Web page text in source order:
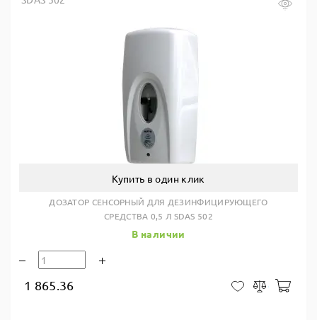
Купить в один клик
ДОЗАТОР СЕНСОРНЫЙ ДЛЯ ДЕЗИНФИЦИРУЮЩЕГО
СРЕДСТВА 0,5 Л SDAS 502
В наличии
1 865.36 В закладки
Сравнить